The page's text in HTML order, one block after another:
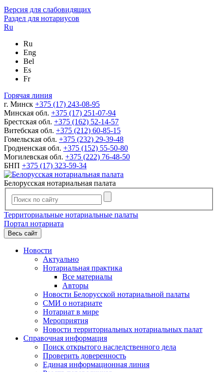
Версия для слабовидящих
Раздел для нотариусов
Ru
Ru
Eng
Bel
Es
Fr
Горячая линия
г. Минск +375 (17) 243-08-95
Минская обл. +375 (17) 251-07-94
Брестская обл. +375 (162) 52-14-57
Витебская обл. +375 (212) 60-85-15
Гомельская обл. +375 (232) 29-39-48
Гродненская обл. +375 (152) 55-50-80
Могилевская обл. +375 (222) 76-48-50
БНП +375 (17) 323-59-34
Белорусская нотариальная палата
Территориальные нотариальные палаты
Портал нотариата
Весь сайт
Новости
Актуально
Нотариальная практика
Все материалы
Авторы
Новости Белорусской нотариальной палаты
СМИ о нотариате
Нотариат в мире
Мероприятия
Новости территориальных нотариальных палат
Справочная информация
Поиск открытого наследственного дела
Проверить доверенность
Единая информационная линия